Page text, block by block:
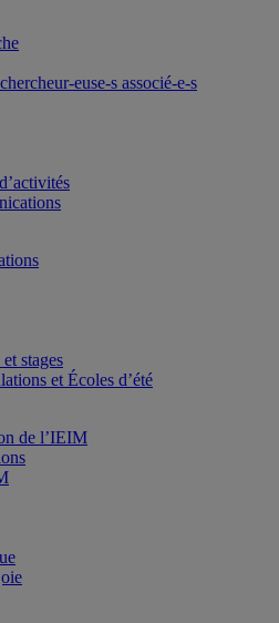
euse-s associé-e-s
stages
et Écoles d’été
de l’IEIM